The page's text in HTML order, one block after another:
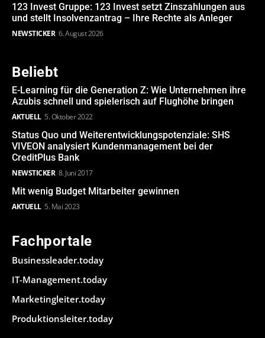
123 Invest Gruppe: 123 Invest setzt Zinszahlungen aus
und stellt Insolvenzantrag – Ihre Rechte als Anleger
NEWSTICKER 6. August 2026
Beliebt
E-Learning für die Generation Z: Wie Unternehmen ihre
Azubis schnell und spielerisch auf Flughöhe bringen
AKTUELL 5. Oktober 2022
Status Quo und Weiterentwicklungspotenziale: SHS
VIVEON analysiert Kundenmanagement bei der
CreditPlus Bank
NEWSTICKER 8. Juni 2017
Mit wenig Budget Mitarbeiter gewinnen
AKTUELL 5. Mai 2023
Fachportale
Businessleader.today
IT-Management.today
Marketingleiter.today
Produktionsleiter.today